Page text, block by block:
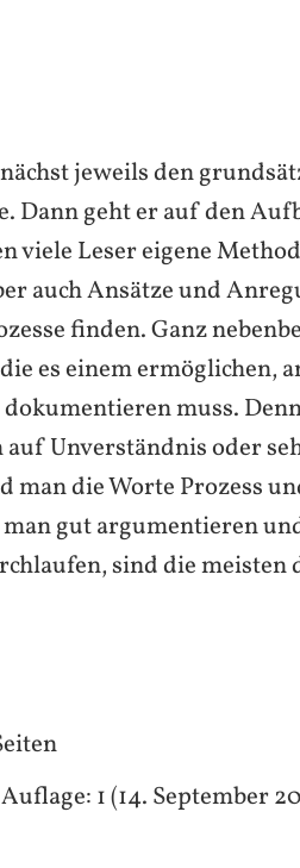
jeweils den
Dann geht er auf den
viele Leser eigene
auch Ansätze und
finden. Ganz
es einem ermöglichen,
muss.
auf Unverständnis oder
man die Worte Prozess
gut argumentieren
sind die meisten
1 (14. September